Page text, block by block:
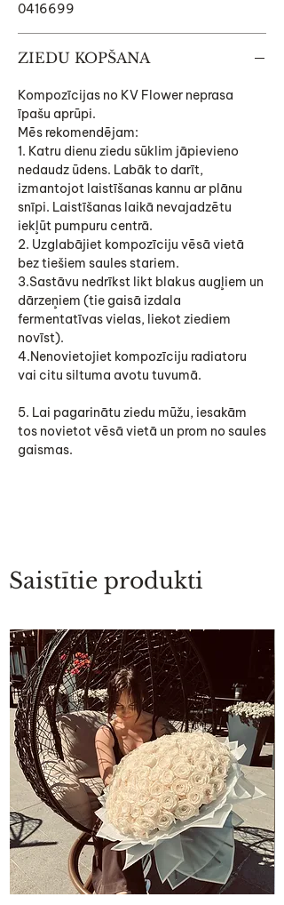
0416699
ZIEDU KOPŠANA
Kompozīcijas no KV Flower neprasa
īpašu aprūpi.
Mēs rekomendējam:
1. Katru dienu ziedu sūklim jāpievieno
nedaudz ūdens. Labāk to darīt,
izmantojot laistīšanas kannu ar plānu
snīpi. Laistīšanas laikā nevajadzētu
iekļūt pumpuru centrā.
2. Uzglabājiet kompozīciju vēsā vietā
bez tiešiem saules stariem.
3.Sastāvu nedrīkst likt blakus augļiem un
dārzeņiem (tie gaisā izdala
fermentatīvas vielas, liekot ziediem
novīst).
4.Nenovietojiet kompozīciju radiatoru
vai citu siltuma avotu tuvumā.
5. Lai pagarinātu ziedu mūžu, iesakām
tos novietot vēsā vietā un prom no saules
gaismas.
Saistītie produkti